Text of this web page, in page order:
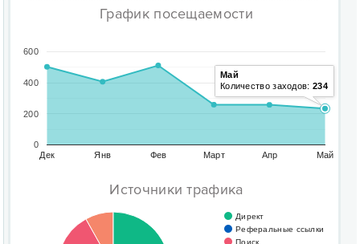
График посещаемости
Дек Янв Фев Март Апр Май
0
200
400
600
Май
Количество заходов: 234
Источники трафика
Директ
Реферальные ссылки
Поиск